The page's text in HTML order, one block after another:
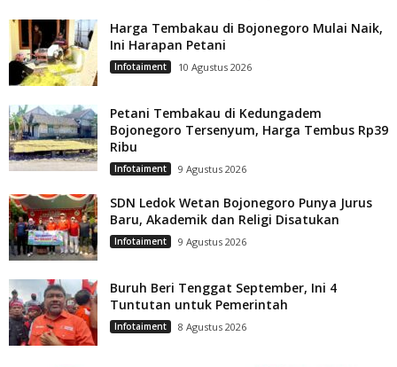
Harga Tembakau di Bojonegoro Mulai Naik,
Ini Harapan Petani
Infotaiment 10 Agustus 2026
Petani Tembakau di Kedungadem
Bojonegoro Tersenyum, Harga Tembus Rp39
Ribu
Infotaiment 9 Agustus 2026
SDN Ledok Wetan Bojonegoro Punya Jurus
Baru, Akademik dan Religi Disatukan
Infotaiment 9 Agustus 2026
Buruh Beri Tenggat September, Ini 4
Tuntutan untuk Pemerintah
Infotaiment 8 Agustus 2026